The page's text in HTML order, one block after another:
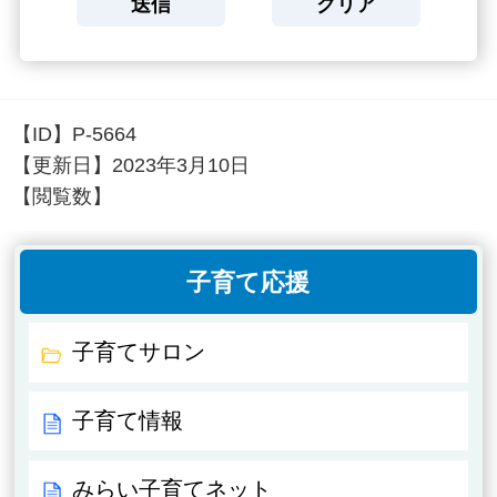
【ID】 P-5664
【更新日】 2023年3月10日
【閲覧数】
子育て応援
子育てサロン
子育て情報
みらい子育てネット